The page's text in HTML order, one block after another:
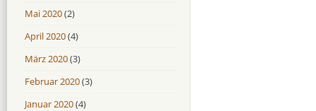
Mai 2020(2)
April 2020(4)
März 2020(3)
Februar 2020(3)
Januar 2020(4)